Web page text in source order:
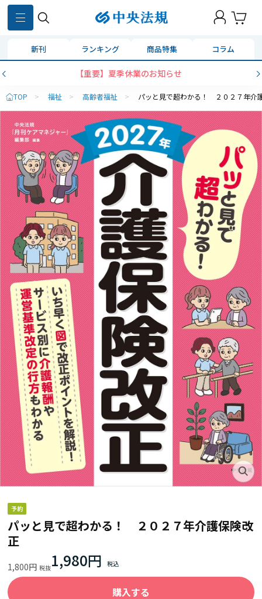
新刊 ランキング 商品特集 コラム
【重要】夏季休業のお知らせ
TOP > 福祉 > 高齢者福祉 > パッと見で超わかる！ ２０２７年介
パッと見で超わかる！ ２０２７年介護保険改
正
1,800円 1,980円
購入する